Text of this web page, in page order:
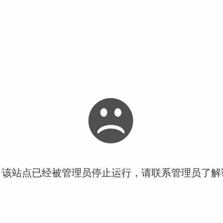
站点已经被管理员停止运行，请联系管理员了